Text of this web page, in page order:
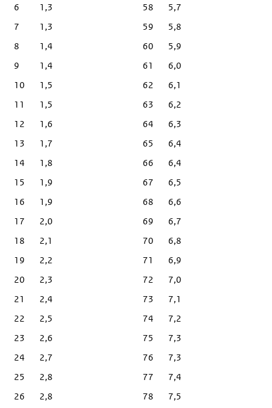
6
1,3
7
1,3
8
1,4
9
1,4
10
1,5
11
1,5
12
1,6
13
1,7
14
1,8
15
1,9
16
1,9
17
2,0
18
2,1
19
2,2
20
2,3
21
2,4
22
2,5
23
2,6
24
2,7
25
2,8
26
2,8
58
5,7
59
5,8
60
5,9
61
6,0
62
6,1
63
6,2
64
6,3
65
6,4
66
6,4
67
6,5
68
6,6
69
6,7
70
6,8
71
6,9
72
7,0
73
7,1
74
7,2
75
7,3
76
7,3
77
7,4
78
7,5